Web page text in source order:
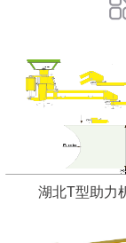
湖北T型助力